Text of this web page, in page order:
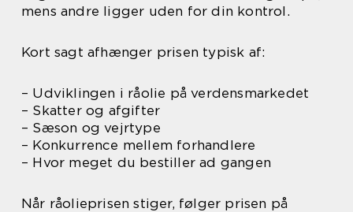
mens andre ligger uden for din kontrol.
Kort sagt afhænger prisen typisk af:
– Udviklingen i råolie på verdensmarkedet
– Skatter og afgifter
– Sæson og vejrtype
– Konkurrence mellem forhandlere
– Hvor meget du bestiller ad gangen
Når råolieprisen stiger, følger prisen på